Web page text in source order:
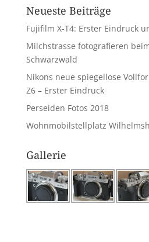
Neueste Beiträge
Fujifilm X-T4: Erster Eindruck
Milchstrasse fotografieren
Schwarzwald
Nikons neue spiegellose
Z6 – Erster Eindruck
Perseiden Fotos 2018
Wohnmobilstellplatz
Gallerie